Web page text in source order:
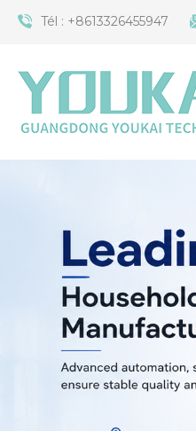
Tél : +8613326455947